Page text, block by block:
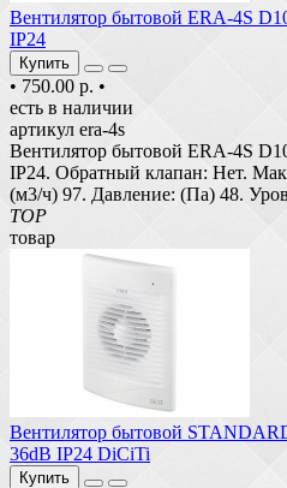
Вентилятор бытовой ERA-4S
IP24
Купить
• 750.00 р. •
есть в наличии
артикул era-4s
Вентилятор бытовой ERA-4S
IP24. Обратный клапан: Нет.
(м3/ч) 97. Давление: (Па) 48.
TOP
товар
Вентилятор бытовой
36dB IP24 DiCiTi
Купить